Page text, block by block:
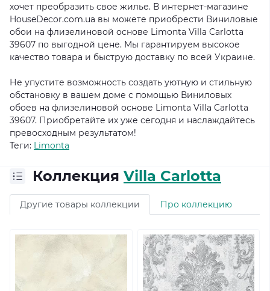
хочет преобразить свое жилье. В интернет-магазине
HouseDecor.com.ua вы можете приобрести Виниловые
обои на флизелиновой основе Limonta Villa Carlotta
39607 по выгодной цене. Мы гарантируем высокое
качество товара и быструю доставку по всей Украине.
Не упустите возможность создать уютную и стильную
обстановку в вашем доме с помощью Виниловых
обоев на флизелиновой основе Limonta Villa Carlotta
39607. Приобретайте их уже сегодня и наслаждайтесь
превосходным результатом!
Теги: Limonta
Коллекция Villa Carlotta
Другие товары коллекции Про коллекцию